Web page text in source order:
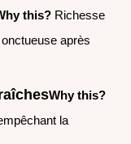
this? Richesse
après
Why this?
la